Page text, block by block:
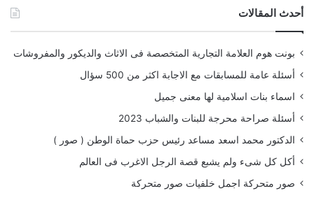
أحدث المقالات
بونت هوم العلامة التجارية المتخصصة فى الاثاث والديكور والمفروشات
أسئلة عامة للمسابقات مع الاجابة اكثر من 500 سؤال
اسماء بنات اسلامية لها معنى جميل
أسئلة صراحة محرجة للبنات والشباب 2023
الدكتور محمد اسعد مساعد رئيس حزب حماة الوطن ( صور )
أكل كل شىء ولم يشبع قصة الرجل الاغرب فى العالم
صور متحركة اجمل خلفيات صور متحركة